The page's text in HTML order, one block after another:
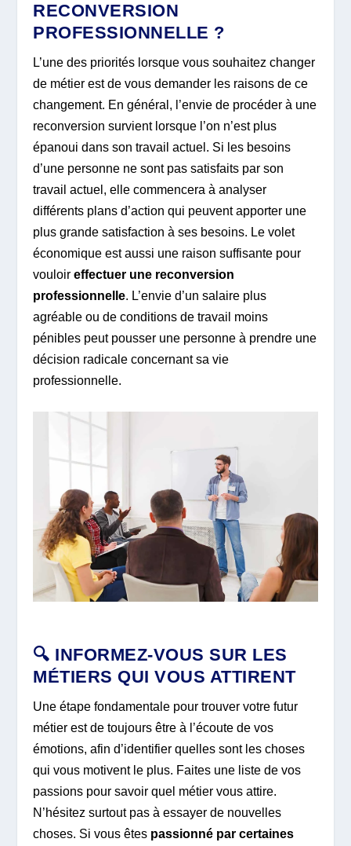
RECONVERSION
PROFESSIONNELLE ?
L’une des priorités lorsque vous souhaitez changer
de métier est de vous demander les raisons de ce
changement. En général, l’envie de procéder à une
reconversion survient lorsque l’on n’est plus
épanoui dans son travail actuel. Si les besoins
d’une personne ne sont pas satisfaits par son
travail actuel, elle commencera à analyser
différents plans d’action qui peuvent apporter une
plus grande satisfaction à ses besoins. Le volet
économique est aussi une raison suffisante pour
vouloireffectuer une reconversion
professionnelle. L’envie d’un salaire plus
agréable ou de conditions de travail moins
pénibles peut pousser une personne à prendre une
décision radicale concernant sa vie
professionnelle.
🔍 INFORMEZ-VOUS SUR LES
MÉTIERS QUI VOUS ATTIRENT
Une étape fondamentale pour trouver votre futur
métier est de toujours être à l’écoute de vos
émotions, afin d’identifier quelles sont les choses
qui vous motivent le plus. Faites une liste de vos
passions pour savoir quel métier vous attire.
N’hésitez surtout pas à essayer de nouvelles
choses. Si vous êtes passionné par certaines